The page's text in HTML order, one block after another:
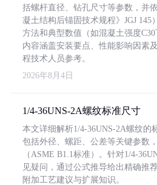
括螺杆直径、钻孔尺寸等参数，并
凝土结构后锚固技术规程》JGJ 145
方法和典型数值（如混凝土强度C30
内容涵盖安装要点、性能影响因素
程技术人员参考。
2026年8月4日
1/4-36UNS-2A螺纹标准尺寸
本文详细解析1/4-36UNS-2A螺纹的
包括外径、螺距、公差等关键参数
（ASME B1.1标准）。针对1/4-
见疑问，通过公式推导给出精确推
附加工艺建议与扩展知识。